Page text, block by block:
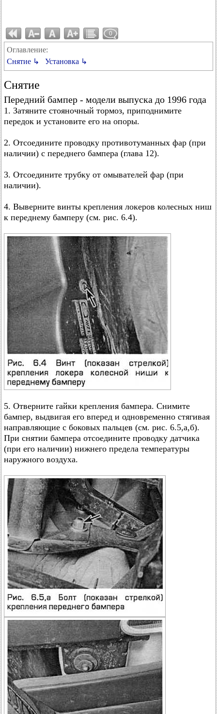
0
Оглавление:
Снятие ↳
Установка ↳
Снятие
Передний бампер - модели выпуска до 1996 года
1. Затяните стояночный тормоз, приподнимите
передок и установите его на опоры.
2. Отсоедините проводку противотуманных фар (при
наличии) с переднего бампера (глава 12).
3. Отсоедините трубку от омывателей фар (при
наличии).
4. Выверните винты крепления локеров колесных ниш
к переднему бамперу (см. рис. 6.4).
5. Отверните гайки крепления бампера. Снимите
бампер, выдвигая его вперед и одновременно стягивая
направляющие с боковых пальцев (см. рис. 6.5,а,б).
При снятии бампера отсоедините проводку датчика
(при его наличии) нижнего предела температуры
наружного воздуха.